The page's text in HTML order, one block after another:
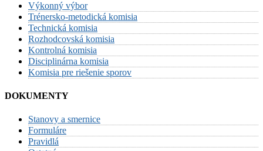
Výkonný výbor
Trénersko-metodická komisia
Technická komisia
Rozhodcovská komisia
Kontrolná komisia
Disciplinárna komisia
Komisia pre riešenie sporov
DOKUMENTY
Stanovy a smernice
Formuláre
Pravidlá